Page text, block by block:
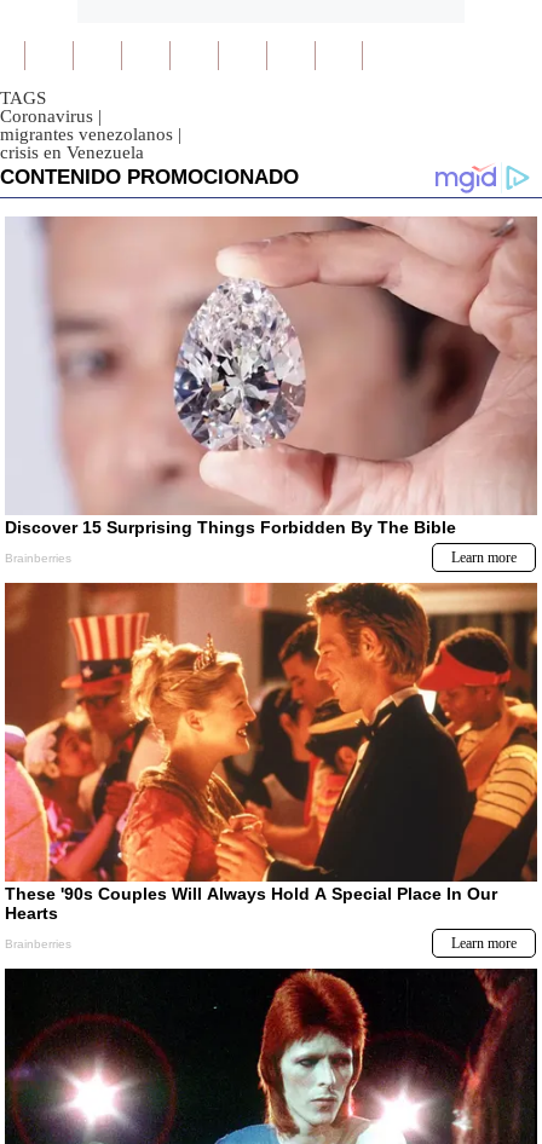
TAGS
Coronavirus |
migrantes venezolanos |
crisis en Venezuela